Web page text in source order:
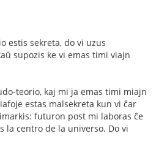
estis sekreta, do vi uzus
supozis ke vi emas timi viajn
teorio, kaj mi ja emas timi miajn
estas malsekreta kun vi ĉar
futuron post mi laboras ĉe
la centro de la universo. Do vi